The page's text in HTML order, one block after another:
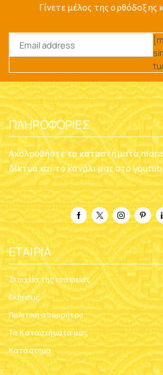
Γίνετε μέλος της ορθόδοξης
ΠΛΗΡΟΦΟΡΊΕΣ
Ακολουθήστε τα καταστήματα
δίκτυα και το κανάλι μας στο
ΕΤΑΙΡΊΑ
Στοιχεία της εταιρείας
Εκθέσεις
Πολιτική απορρήτου
Τα Καταστήματα μας
Κατάστημα